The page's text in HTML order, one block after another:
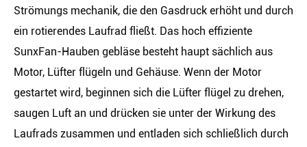
Strömungs mechanik, die den Gasdruck erhöht und durch
ein rotierendes Laufrad fließt. Das hoch effiziente
SunxFan-Hauben gebläse besteht haupt sächlich aus
Motor, Lüfter flügeln und Gehäuse. Wenn der Motor
gestartet wird, beginnen sich die Lüfter flügel zu drehen,
saugen Luft an und drücken sie unter der Wirkung des
Laufrads zusammen und entladen sich schließlich durch